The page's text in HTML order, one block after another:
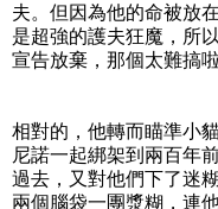
夫。但因為他的命被放
是超強的護夫狂魔，所
宣告放棄，那個太難搞啦
相對的，他轉而瞄準小
尼諾一起綁架到兩百年
過去，又對他們下了迷
兩個腦袋一團漿糊，連